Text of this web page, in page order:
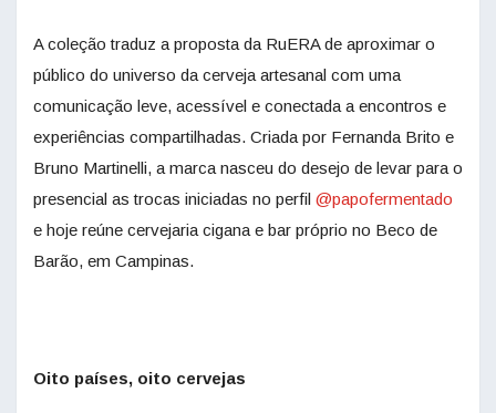
A coleção traduz a proposta da RuERA de aproximar o
público do universo da cerveja artesanal com uma
comunicação leve, acessível e conectada a encontros e
experiências compartilhadas. Criada por Fernanda Brito e
Bruno Martinelli, a marca nasceu do desejo de levar para o
presencial as trocas iniciadas no perfil @papofermentado
e hoje reúne cervejaria cigana e bar próprio no Beco de
Barão, em Campinas.
Oito países, oito cervejas